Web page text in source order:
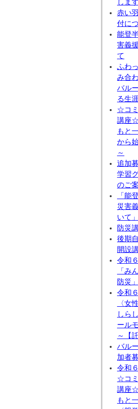
します
赤い
付に
能登
害義
て
ふわ
み合
バル
る生
☆コ
講座
もと
から
～
追加
学習
のご
「能
災害
いて」
防災
後期
開設
令和
「み
防災」
令和
〈女
しら
ール
～【
バル
加者
令和
☆コ
講座
もと